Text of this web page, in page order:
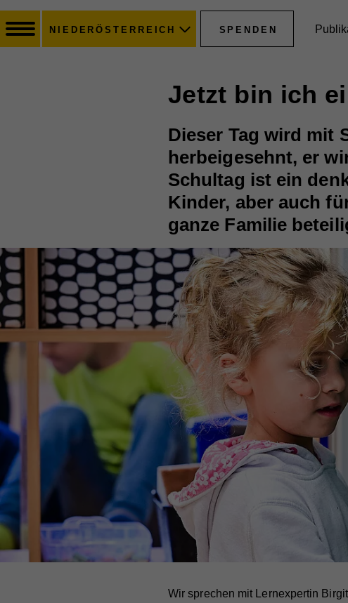
NIEDERÖSTERREICH SPENDEN
Jetzt bin ich
Dieser Tag wird mit
herbeigesehnt, er
Schultag ist ein
Kinder, aber auch
ganze Familie
Wir sprechen mit Lernexpertin